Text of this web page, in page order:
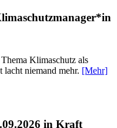
Klimaschutz als
lacht niemand mehr. [Mehr]
in Kraft